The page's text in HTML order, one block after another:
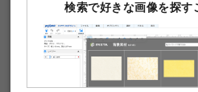
テンプレートNo.33812
喪中・寒中見舞いはがき
検索で好きな画像を探す